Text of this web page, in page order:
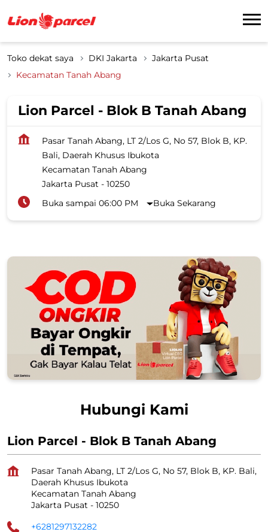
Toko dekat saya DKI Jakarta
Jakarta Pusat
Kecamatan Tanah Abang
Lion Parcel - Blok B Tanah Abang
Pasar Tanah Abang, LT 2/Los G, No 57, Blok B, KP.
Bali, Daerah Khusus Ibukota
Kecamatan Tanah Abang
Jakarta Pusat - 10250
Buka sampai 06:00 PM
Buka Sekarang
Hubungi Kami
Lion Parcel - Blok B Tanah Abang
Pasar Tanah Abang, LT 2/Los G, No 57, Blok B, KP. Bali,
Daerah Khusus Ibukota
Kecamatan Tanah Abang
Jakarta Pusat - 10250
+6281297132282